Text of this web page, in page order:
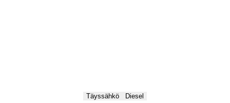
Täyssähkö Diesel